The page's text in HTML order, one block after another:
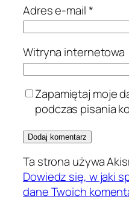
Adres e-mail*
Witryna internetowa
Zapamiętaj moje
podczas pisania
Ta strona używa
Dowiedz się, w jaki
dane Twoich